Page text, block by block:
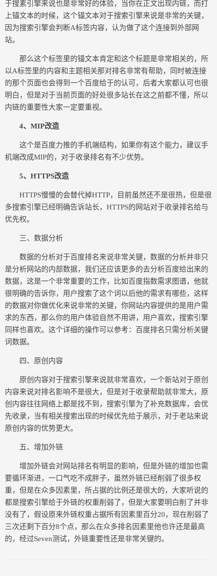
于搜素引擎来说也是非常好的体验，当你在正文出现内链，而打
上锚文本的时候，这个锚文本对于搜索引擎来说是非常的关键，
因为搜索引擎会判断A标签内容，认为做了这个连接到外部网
站。
那么这个标签里的锚文本肯定和这个标题是非常相关的，所
以A标签里的内容和主题相关那对排名非常有帮助，同时被连接
的那个页面也会得到一个百度给于的认可，后者大家都认可也很
明白，但是对于当前页面的好处很多站长在这之前都不懂，所以
内链的重要性大家一定要重视。
4、MIP改造
这个是百度力推的手机端结构，如果你有这个能力，建议手
机端改成MIP的，对于收录排名有不少优势。
5、HTTPS改造
HTTPS慢慢的会替代掉HTTP，目前虽然还不是很热，但是很
多搜索引擎已经明确告诉站长，HTTPS的网站对于收录排名给与
优先权。
三、数据分析
数据的分析对于百度排名来说非常关键，数据的分析并非只
是分析网站的内部数据，我们还应该更多的去分析百度给出来的
数据，这是一个非常重要的工作，比如百度指数需求图谱，他就
很明确的告诉你，用户搜索了这个词以后他的需求有哪些，这样
的数据对你做优化来说非常的关键，你网站内容提供的是用户需
求的东西，那么你的用户体验自然不用讲，用户喜欢，搜索引擎
同样也喜欢。这个详细的操作可以参考：百度排名只需分析关键
词数据。
四、原创内容
原创内容对于搜索引擎来说就非常喜欢，一个新站对于原创
内容来说对排名影响不是很大，但是对于收录帮助就非常大，原
创内容往往网络上都是找不到，搜索引擎为了补充数据库，会优
先收录，当有相关搜索出现的时候优先给于展示，对于老站来说
原创内容的优势更大。
五、增加外链
增加外链会对网站排名有明显的影响，但是外链的增加也需
要循环渐进，一口气吃不成胖子，虽然外链已经削弱了很多权
重，但是在众多因素里，所占据的比例还是很大的，大家听说的
都是搜索引擎给于外链的权重削弱了，但是大家要明白削了并非
没有了，假设原来外链权重占据所有因素里百分20，现在削弱了
三次还剩下百分8个点，那么在众多排名因素里他也许还是最高
的，经过Seven测试，外链重要性还是非常关键的。